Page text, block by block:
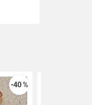
-40 %